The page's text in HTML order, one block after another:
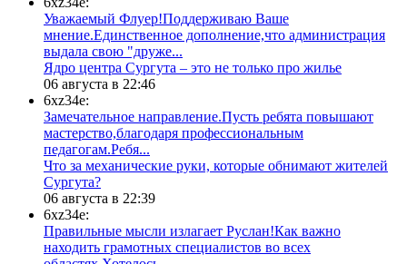
Уважаемый Флуер!Поддерживаю Ваше
мнение.Единственное дополнение,что администрация
выдала свою "друже...
​Ядро центра Сургута ‒ это не только про жилье
06 августа в 22:46
6xz34e:
Замечательное направление.Пусть ребята повышают
мастерство,благодаря профессиональным
педагогам.Ребя...
​Что за механические руки, которые обнимают жителей
Сургута?
06 августа в 22:39
6xz34e:
Правильные мысли излагает Руслан!Как важно
находить грамотных специалистов во всех